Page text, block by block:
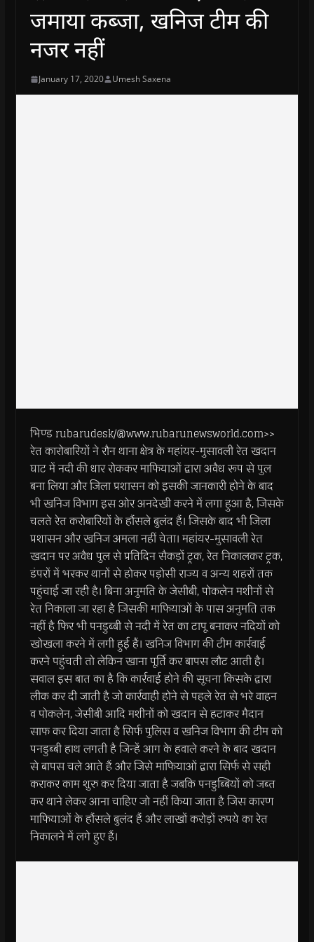
जमाया कब्जा, खनिज टीम की
नजर नहीं
January 17, 2020 Umesh Saxena
भिण्ड rubarudesk/@www.rubarunewsworld.com>>
रेत कारोबारियों ने रौन थाना क्षेत्र के महांयर-मुसावली रेत खदान
घाट में नदी की धार रोककर माफियाओं द्वारा अवैध रूप से पुल
बना लिया और जिला प्रशासन को इसकी जानकारी होने के बाद
भी खनिज विभाग इस ओर अनदेखी करने में लगा हुआ है, जिसके
चलते रेत करोबारियों के हौंसले बुलंद हैं। जिसके बाद भी जिला
प्रशासन और खनिज अमला नहीं चेता। महांयर-मुसावली रेत
खदान पर अवैध पुल से प्रतिदिन सैकड़ों ट्रक, रेत निकालकर ट्रक,
डंपरों में भरकर थानों से होकर पड़ोसी राज्य व अन्य शहरों तक
पहुंचाई जा रही है। बिना अनुमति के जेसीबी, पोकलेन मशीनों से
रेत निकाला जा रहा है जिसकी माफियाओं के पास अनुमति तक
नहीं है फिर भी पनडुब्बी से नदी में रेत का टापू बनाकर नदियों को
खोखला करने में लगी हुई हैं। खनिज विभाग की टीम कार्रवाई
करने पहुंचती तो लेकिन खाना पूर्ति कर बापस लौट आती है।
सवाल इस बात का है कि कार्रवाई होने की सूचना किसके द्वारा
लीक कर दी जाती है जो कार्रवाही होने से पहले रेत से भरे वाहन
व पोकलेन, जेसीबी आदि मशीनों को खदान से हटाकर मैदान
साफ कर दिया जाता है सिर्फ पुलिस व खनिज विभाग की टीम को
पनडुब्बी हाथ लगती है जिन्हें आग के हवाले करने के बाद खदान
से बापस चले आते हैं और जिसे माफियाओं द्वारा सिर्फ से सही
कराकर काम शुरु कर दिया जाता है जबकि पनडुब्बियों को जब्त
कर थाने लेकर आना चाहिए जो नहीं किया जाता है जिस कारण
माफियाओं के हौंसले बुलंद हैं और लाखों करोड़ों रुपये का रेत
निकालने में लगे हुए हैं।